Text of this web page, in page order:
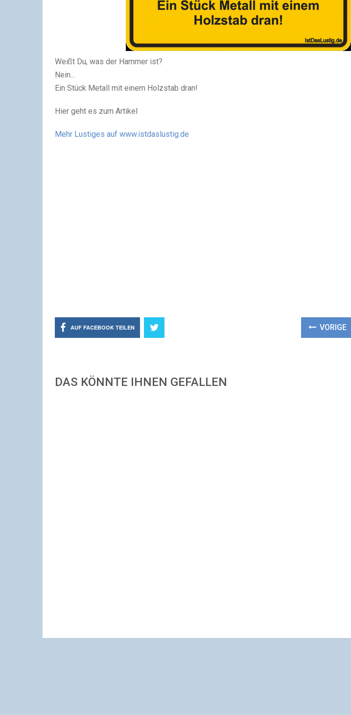
Weißt Du, was der Hammer ist?
Nein...
Ein Stück Metall mit einem Holzstab dran!
Hier geht es zum Artikel
Mehr Lustiges auf www.istdaslustig.de
AUF FACEBOOK TEILEN VORIGE
DAS KÖNNTE IHNEN GEFALLEN